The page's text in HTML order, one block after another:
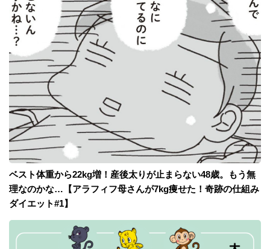
ベスト体重から22kg増！産後太りが止まらない48歳。もう無
理なのかな…【アラフィフ母さんが7kg痩せた！奇跡の仕組み
ダイエット#1】